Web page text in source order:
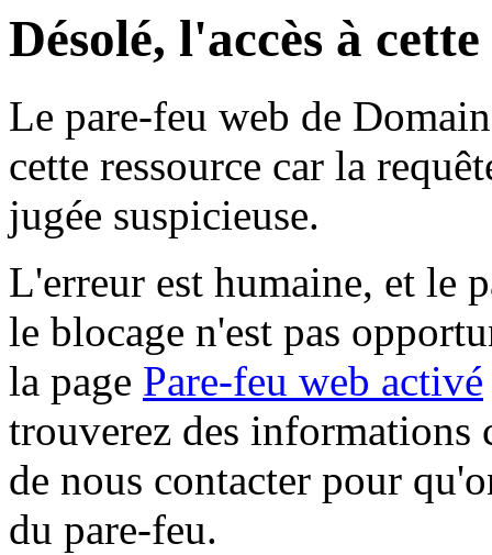
Désolé, l'accès à
Le pare-feu web de
cette ressource car la
jugée suspicieuse.
L'erreur est humaine, et le
le blocage n'est pas
la page Pare-feu web activé
trouverez des informations
de nous contacter pour
du pare-feu.